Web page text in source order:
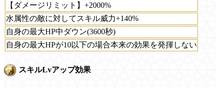
【ダメージリミット】+2000%
水属性の敵に対してスキル威力+140%
自身の最大HP中ダウン(3600秒)
自身の最大HPが10以下の場合本来の効果を発揮しない
スキルLvアップ効果